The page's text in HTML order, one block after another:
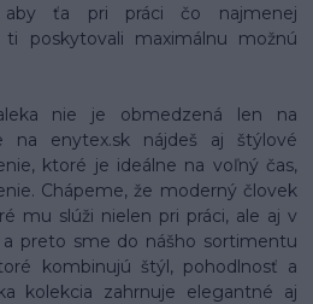
aby ťa pri práci čo najmenej
poskytovali maximálnu možnú
nie je obmedzená len na
na enytex.sk nájdeš aj štýlové
ktoré je ideálne na voľný čas,
Chápeme, že moderný človek
mu slúži nielen pri práci, ale aj v
preto sme do nášho sortimentu
kombinujú štýl, pohodlnosť a
kolekcia zahrnuje elegantné aj